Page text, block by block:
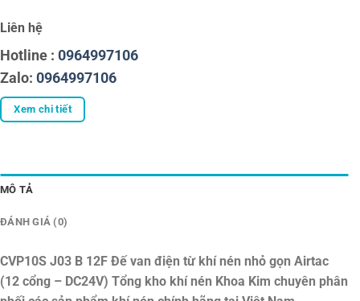
Liên hệ
Hotline : 0964997106
Zalo: 0964997106
Xem chi tiết
MÔ TẢ
ĐÁNH GIÁ (0)
CVP10S J03 B 12F Đế van điện từ khí nén nhỏ gọn Airtac
(12 cổng – DC24V) Tổng kho khí nén Khoa Kim chuyên phân